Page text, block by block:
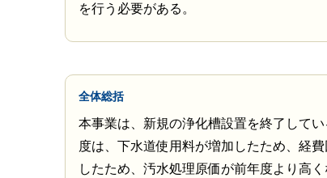
を行う必要がある。
全体総括
本事業は、新規の浄化槽設置を終了して
度は、下水道使用料が増加したため、経
したため、汚水処理原価が前年度より高